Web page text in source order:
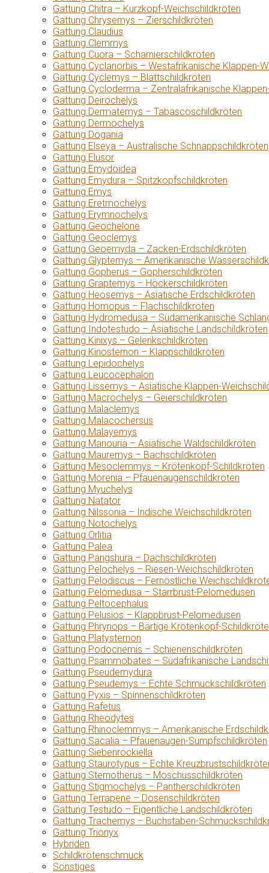
Gattung Chitra – Kurzkopf-Weichschildkröten
Gattung Chrysemys – Zierschildkröten
Gattung Claudius
Gattung Clemmys
Gattung Cuora – Scharnierschildkröten
Gattung Cyclanorbis – Westafrikanische Klappen-
Gattung Cyclemys – Blattschildkröten
Gattung Cycloderma – Zentralafrikanische
Gattung Deirochelys
Gattung Dermatemys – Tabascoschildkröten
Gattung Dermochelys
Gattung Dogania
Gattung Elseya – Australische Schnappschildkröten
Gattung Elusor
Gattung Emydoidea
Gattung Emydura – Spitzkopfschildkröten
Gattung Emys
Gattung Eretmochelys
Gattung Erymnochelys
Gattung Geochelone
Gattung Geoclemys
Gattung Geoemyda – Zacken-Erdschildkröten
Gattung Glyptemys – Amerikanische
Gattung Gopherus – Gopherschildkröten
Gattung Graptemys – Höckerschildkröten
Gattung Heosemys – Asiatische Erdschildkröten
Gattung Homopus – Flachschildkröten
Gattung Hydromedusa – Südamerikanische
Gattung Indotestudo – Asiatische Landschildkröten
Gattung Kinixys – Gelenkschildkröten
Gattung Kinosternon – Klappschildkröten
Gattung Lepidochelys
Gattung Leucocephalon
Gattung Lissemys – Asiatische Klappen-
Gattung Macrochelys – Geierschildkröten
Gattung Malaclemys
Gattung Malacochersus
Gattung Malayemys
Gattung Manouria – Asiatische Waldschildkröten
Gattung Mauremys – Bachschildkröten
Gattung Mesoclemmys – Krötenkopf-Schildkröten
Gattung Morenia – Pfauenaugenschildkröten
Gattung Myuchelys
Gattung Natator
Gattung Nilssonia – Indische Weichschildkröten
Gattung Notochelys
Gattung Orlitia
Gattung Palea
Gattung Pangshura – Dachschildkröten
Gattung Pelochelys – Riesen-Weichschildkröten
Gattung Pelodiscus – Fernöstliche
Gattung Pelomedusa – Starrbrust-Pelomedusen
Gattung Peltocephalus
Gattung Pelusios – Klappbrust-Pelomedusen
Gattung Phrynops – Bärtige Krötenkopf-
Gattung Platysternon
Gattung Podocnemis – Schienenschildkröten
Gattung Psammobates – Südafrikanische
Gattung Pseudemydura
Gattung Pseudemys – Echte Schmuckschildkröten
Gattung Pyxis – Spinnenschildkröten
Gattung Rafetus
Gattung Rheodytes
Gattung Rhinoclemmys – Amerikanische
Gattung Sacalia – Pfauenaugen-Sumpfschildkröten
Gattung Siebenrockiella
Gattung Staurotypus – Echte
Gattung Sternotherus – Moschusschildkröten
Gattung Stigmochelys – Pantherschildkröten
Gattung Terrapene – Dosenschildkröten
Gattung Testudo – Eigentliche Landschildkröten
Gattung Trachemys – Buchstaben-
Gattung Trionyx
Hybriden
Schildkrötenschmuck
Sonstiges